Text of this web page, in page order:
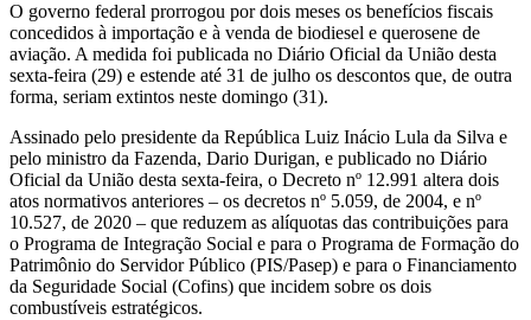
O governo federal prorrogou por dois meses os benefícios fiscais
concedidos à importação e à venda de biodiesel e querosene de
aviação. A medida foi publicada no Diário Oficial da União desta
sexta-feira (29) e estende até 31 de julho os descontos que, de outra
forma, seriam extintos neste domingo (31).
Assinado pelo presidente da República Luiz Inácio Lula da Silva e
pelo ministro da Fazenda, Dario Durigan, e publicado no Diário
Oficial da União desta sexta-feira, o Decreto nº 12.991 altera dois
atos normativos anteriores – os decretos nº 5.059, de 2004, e nº
10.527, de 2020 – que reduzem as alíquotas das contribuições para
o Programa de Integração Social e para o Programa de Formação do
Patrimônio do Servidor Público (PIS/Pasep) e para o Financiamento
da Seguridade Social (Cofins) que incidem sobre os dois
combustíveis estratégicos.